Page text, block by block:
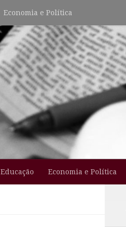
Economia e Política
Educação Economia e Política